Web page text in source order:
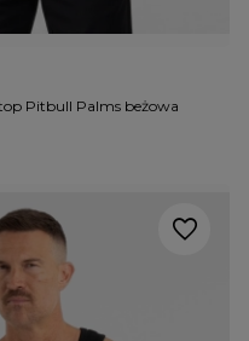
Pitbull Palms beżowa